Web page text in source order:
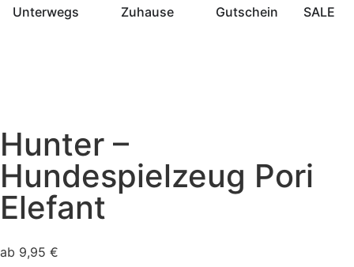
Unterwegs
Zuhause Gutschein SALE
Hunter –
Hundespielzeug Pori
Elefant
ab 9,95 €